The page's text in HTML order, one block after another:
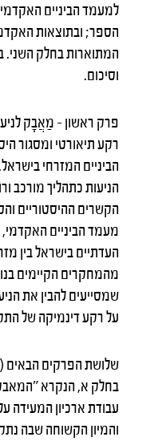
למעמד הביניים
הספר; ובתוצאות
המתוארות בחלק
וסיכום.
פרק ראשון – מַאֲבָק
רקע תיאורטי ומסגור
הביניים המזרחי
הניעות כתהליך מורכב
הקשרים ההיסטוריים
מעמד הביניים
העדתיים בישראל בין
מהמחקרים הקיימים
שמסייעים להבין את
על רקע דינמיקה של
שלושת הפרקים הבאים
בחלק א, הנקרא
עבודת ארכיון המעידה
והמיון הקשוחה שבה